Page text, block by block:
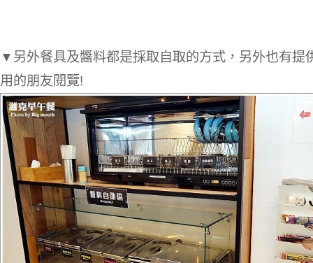
▼另外餐具及醬料都是採取自取的方式，另外也有提
用的朋友閱覽!